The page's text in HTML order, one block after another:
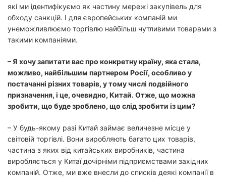
які ми ідентифікуємо як частину мережі закупівель для
обходу санкцій. І для європейських компаній ми
унеможливлюємо торгівлю найбільш чутливими товарами з
такими компаніями.
– Я хочу запитати вас про конкретну країну, яка стала,
можливо, найбільшим партнером Росії, особливо у
постачанні різних товарів, у тому числі подвійного
призначення, і це, очевидно, Китай. Отже, що можна
зробити, що буде зроблено, що слід зробити із цим?
– У будь-якому разі Китай займає величезне місце у
світовій торгівлі. Вони виробляють багато цих товарів,
частина з яких від китайських виробників, частина
виробляється у Китаї дочірніми підприємствами західних
компаній. Отже, ми вже внесли до списків деякі компанії в